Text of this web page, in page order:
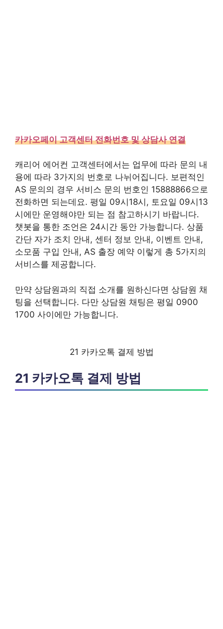
카카오페이 고객센터 전화번호 및 상담사 연결
캐리어 에어컨 고객센터에서는 업무에 따라 문의 내
용에 따라 3가지의 번호로 나뉘어집니다. 보편적인
AS 문의의 경우 서비스 문의 번호인 15888866으로
전화하면 되는데요. 평일 09시18시, 토요일 09시13
시에만 운영해야만 되는 점 참고하시기 바랍니다.
챗봇을 통한 조언은 24시간 동안 가능합니다. 상품
간단 자가 조치 안내, 센터 정보 안내, 이벤트 안내,
소모품 구입 안내, AS 출장 예약 이렇게 총 5가지의
서비스를 제공합니다.
만약 상담원과의 직접 소개를 원하신다면 상담원 채
팅을 선택합니다. 다만 상담원 채팅은 평일 0900
1700 사이에만 가능합니다.
21 카카오톡 결제 방법
21 카카오톡 결제 방법